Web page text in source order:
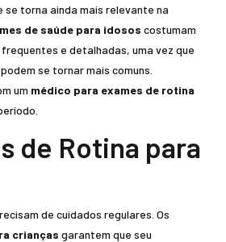
se torna ainda mais relevante na
de saúde para idosos costumam
e detalhadas, uma vez que
se tornar mais comuns.
um médico para exames de rotina
de Rotina para
de cuidados regulares. Os
crianças garantem que seu